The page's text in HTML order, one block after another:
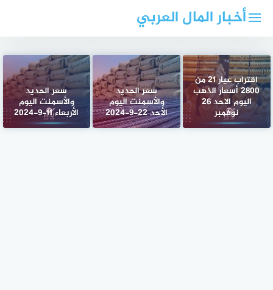
أخبار المال العربي
اقتراب عيار 21 من
2800 أسعار الذهب
اليوم الاحد 26
نوفمبر
سعر الحديد
والأسمنت اليوم
الأحد 22-9-2024
سعر الحديد
والأسمنت اليوم
الأربعاء 11-9-2024